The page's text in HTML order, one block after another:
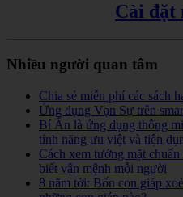
Cài đặt
Nhiều người quan tâm
Chia sẻ miễn phí các sách
Ứng dụng Vạn Sự trên
Bí Ẩn là ứng dụng thông
tính năng ưu việt và tiện
Cách xem tướng mặt
biết vận mệnh mỗi người
8 năm tới: Bốn con giáp